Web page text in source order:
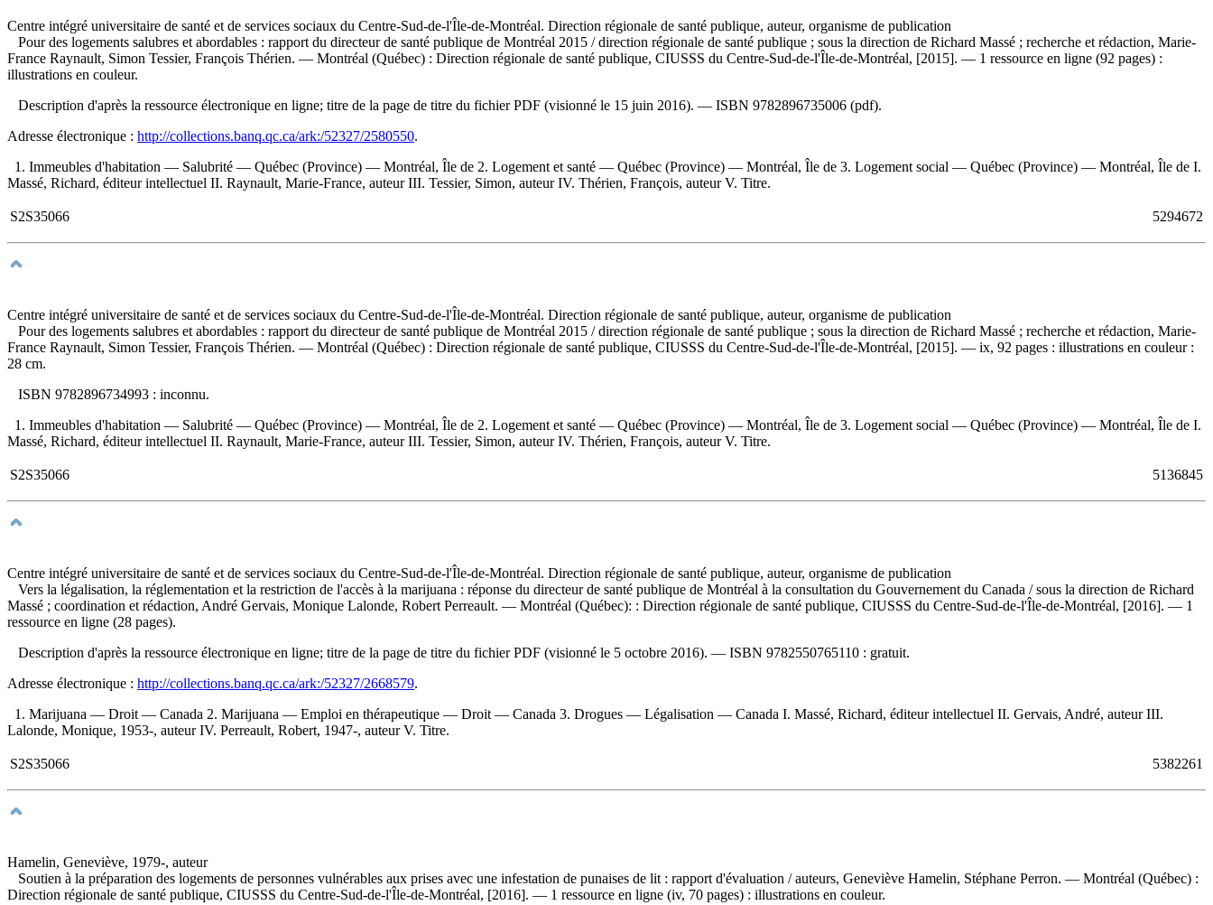
Centre intégré universitaire de santé et de services sociaux du Centre-Sud-de-l'Île-de-Montréal. Direction régionale de santé publique, auteur, organisme de publication
Pour des logements salubres et abordables : rapport du directeur de santé publique de Montréal 2015 / direction régionale de santé publique ; sous la direction de Richard Massé ; recherche et rédaction, Marie-
France Raynault, Simon Tessier, François Thérien. — Montréal (Québec) : Direction régionale de santé publique, CIUSSS du Centre-Sud-de-l'Île-de-Montréal, [2015]. — 1 ressource en ligne (92 pages) :
illustrations en couleur.
Description d'après la ressource électronique en ligne; titre de la page de titre du fichier PDF (visionné le 15 juin 2016). — ISBN 9782896735006 (pdf).
Adresse électronique : http://collections.banq.qc.ca/ark:/52327/2580550.
1. Immeubles d'habitation — Salubrité — Québec (Province) — Montréal, Île de 2. Logement et santé — Québec (Province) — Montréal, Île de 3. Logement social — Québec (Province) — Montréal, Île de I.
Massé, Richard, éditeur intellectuel II. Raynault, Marie-France, auteur III. Tessier, Simon, auteur IV. Thérien, François, auteur V. Titre.
S2S35066 5294672
Centre intégré universitaire de santé et de services sociaux du Centre-Sud-de-l'Île-de-Montréal. Direction régionale de santé publique, auteur, organisme de publication
Pour des logements salubres et abordables : rapport du directeur de santé publique de Montréal 2015 / direction régionale de santé publique ; sous la direction de Richard Massé ; recherche et rédaction, Marie-
France Raynault, Simon Tessier, François Thérien. — Montréal (Québec) : Direction régionale de santé publique, CIUSSS du Centre-Sud-de-l'Île-de-Montréal, [2015]. — ix, 92 pages : illustrations en couleur :
28 cm.
ISBN 9782896734993 : inconnu.
1. Immeubles d'habitation — Salubrité — Québec (Province) — Montréal, Île de 2. Logement et santé — Québec (Province) — Montréal, Île de 3. Logement social — Québec (Province) — Montréal, Île de I.
Massé, Richard, éditeur intellectuel II. Raynault, Marie-France, auteur III. Tessier, Simon, auteur IV. Thérien, François, auteur V. Titre.
S2S35066 5136845
Centre intégré universitaire de santé et de services sociaux du Centre-Sud-de-l'Île-de-Montréal. Direction régionale de santé publique, auteur, organisme de publication
Vers la légalisation, la réglementation et la restriction de l'accès à la marijuana : réponse du directeur de santé publique de Montréal à la consultation du Gouvernement du Canada / sous la direction de Richard
Massé ; coordination et rédaction, André Gervais, Monique Lalonde, Robert Perreault. — Montréal (Québec): : Direction régionale de santé publique, CIUSSS du Centre-Sud-de-l'Île-de-Montréal, [2016]. — 1
ressource en ligne (28 pages).
Description d'après la ressource électronique en ligne; titre de la page de titre du fichier PDF (visionné le 5 octobre 2016). — ISBN 9782550765110 : gratuit.
Adresse électronique : http://collections.banq.qc.ca/ark:/52327/2668579.
1. Marijuana — Droit — Canada 2. Marijuana — Emploi en thérapeutique — Droit — Canada 3. Drogues — Légalisation — Canada I. Massé, Richard, éditeur intellectuel II. Gervais, André, auteur III.
Lalonde, Monique, 1953-, auteur IV. Perreault, Robert, 1947-, auteur V. Titre.
S2S35066 5382261
Hamelin, Geneviève, 1979-, auteur
Soutien à la préparation des logements de personnes vulnérables aux prises avec une infestation de punaises de lit : rapport d'évaluation / auteurs, Geneviève Hamelin, Stéphane Perron. — Montréal (Québec) :
Direction régionale de santé publique, CIUSSS du Centre-Sud-de-l'Île-de-Montréal, [2016]. — 1 ressource en ligne (iv, 70 pages) : illustrations en couleur.